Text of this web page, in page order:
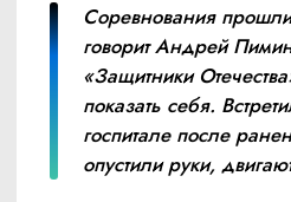
Соревнования
говорит Андрей
«Защитники
показать себя.
госпитале после
опустили руки,